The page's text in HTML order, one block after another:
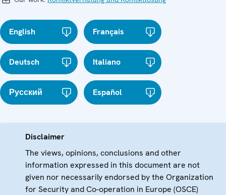
English Français
Deutsch Italiano
Русский Español
Disclaimer
The views, opinions, conclusions and other
information expressed in this document are not
given nor necessarily endorsed by the Organization
for Security and Co-operation in Europe (OSCE)